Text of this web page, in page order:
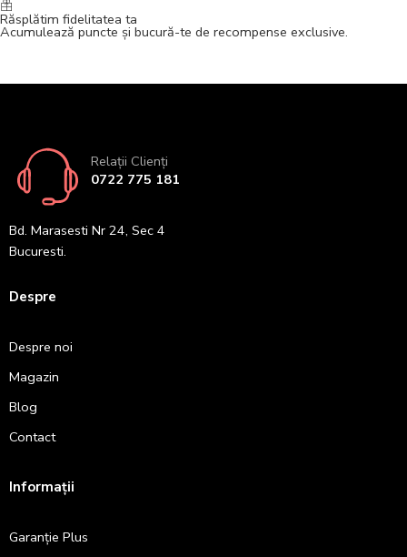
Răsplătim fidelitatea ta
Acumulează puncte și bucură-te de recompense exclusive.
Relații Clienți
0722 775 181
Bd. Marasesti Nr 24, Sec 4
Bucuresti.
Despre
Despre noi
Magazin
Blog
Contact
Informații
Garanție Plus